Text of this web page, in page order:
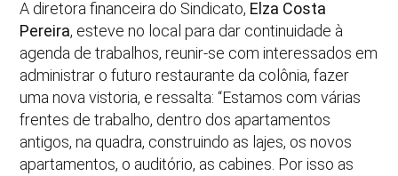
A diretora financeira do Sindicato, Elza Costa
Pereira, esteve no local para dar continuidade à
agenda de trabalhos, reunir-se com interessados em
administrar o futuro restaurante da colônia, fazer
uma nova vistoria, e ressalta: “Estamos com várias
frentes de trabalho, dentro dos apartamentos
antigos, na quadra, construindo as lajes, os novos
apartamentos, o auditório, as cabines. Por isso as